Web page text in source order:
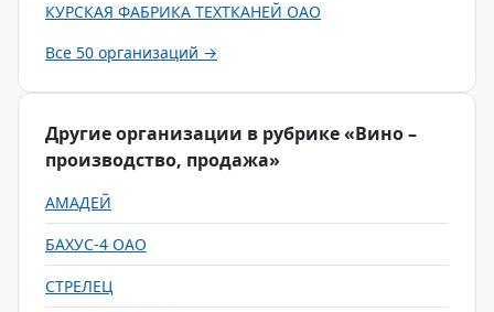
КУРСКАЯ ФАБРИКА ТЕХТКАНЕЙ ОАО
Все 50 организаций →
Другие организации в рубрике «Вино –
производство, продажа»
АМАДЕЙ
БАХУС-4 ОАО
СТРЕЛЕЦ